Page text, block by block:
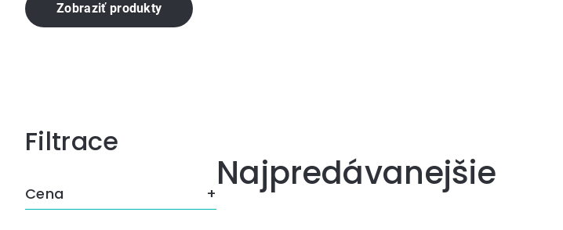
Zobraziť produkty
Bočný
panel
Cena Najpredávanejšie